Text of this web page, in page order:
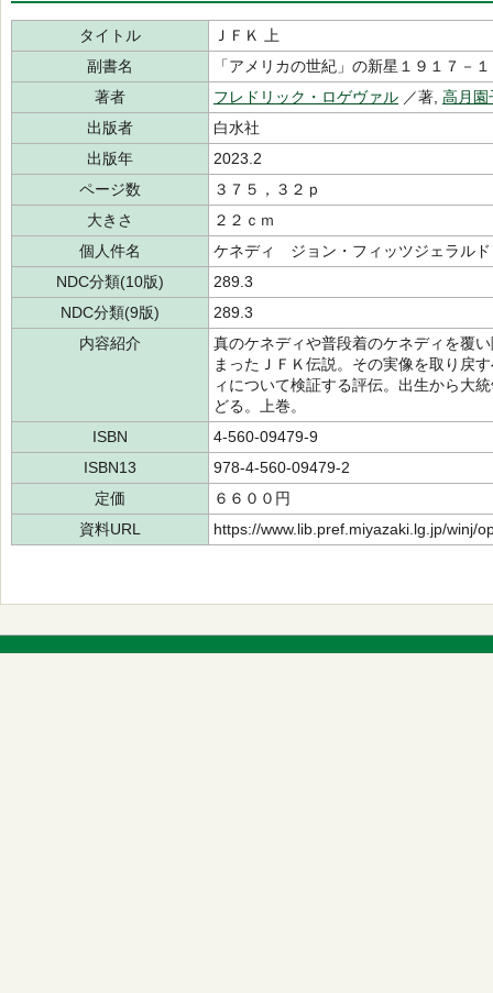
タイトル
ＪＦＫ 上
副書名
「アメリカの世紀」の新星１９１７－
著者
フレドリック・ロゲヴァル ／著, 高月園
出版者
白水社
出版年
2023.2
ページ数
３７５，３２ｐ
大きさ
２２ｃｍ
個人件名
ケネディ ジョン・フィッツジェラルド
NDC分類(10版)
289.3
NDC分類(9版)
289.3
内容紹介
真のケネディや普段着のケネディを覆
まったＪＦＫ伝説。その実像を取り戻
ィについて検証する評伝。出生から大
どる。上巻。
ISBN
4-560-09479-9
ISBN13
978-4-560-09479-2
定価
６６００円
資料URL
https://www.lib.pref.miyazaki.lg.jp/winj/